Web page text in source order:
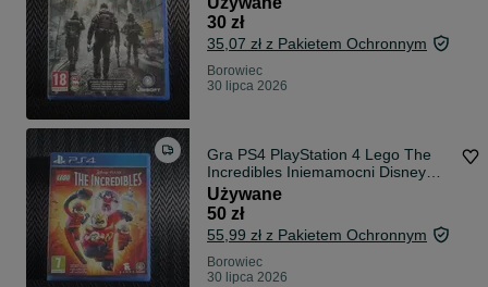
30 zł
35,07 zł z Pakietem Ochronnym
Borowiec
30 lipca 2026
Gra PS4 PlayStation 4 Lego The
Incredibles Iniemamocni Disney
Pixar
Używane
50 zł
55,99 zł z Pakietem Ochronnym
Borowiec
30 lipca 2026